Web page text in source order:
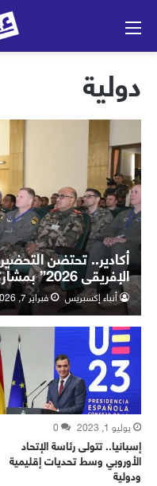
دولية
أكادير.. تحتضن
الإفريقي
واسعة
أنباء إكسبريس فبراير 7, 2026
يوليو 1, 2023 0
إسبانيا.. تتولى رئاسة الإتحاد
الأوروبي وسط تحديات إقليمية
ودولية